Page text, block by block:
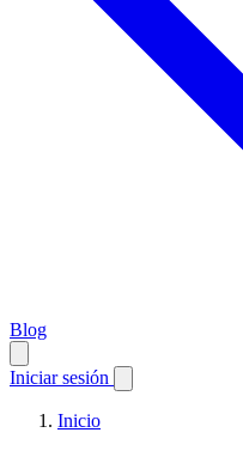
Blog
Iniciar sesión
Inicio